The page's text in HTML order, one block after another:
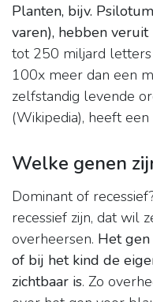
Planten, bijv.
varen), hebben
tot 250 miljard
100x meer dan een
zelfstandig levende
(Wikipedia), heeft
Welke genen
Dominant of
recessief zijn, dat wil
overheersen. Het
of bij het kind de
zichtbaar is. Zo